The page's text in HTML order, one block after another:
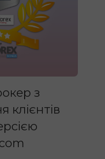
з
клієнтів